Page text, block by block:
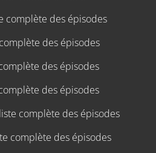
complète des épisodes
des épisodes
des épisodes
des épisodes
complète des épisodes
complète des épisodes